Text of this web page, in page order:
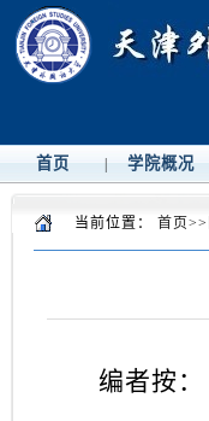
首页 学院概况
当前位置： 首页>>
编者按：